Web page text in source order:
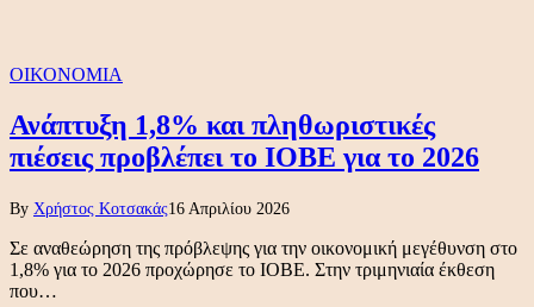
ΟΙΚΟΝΟΜΙΑ
Ανάπτυξη 1,8% και πληθωριστικές
πιέσεις προβλέπει το ΙΟΒΕ για το 2026
By Χρήστος Κοτσακάς16 Απριλίου 2026
Σε αναθεώρηση της πρόβλεψης για την οικονομική μεγέθυνση στο
1,8% για το 2026 προχώρησε το ΙΟΒΕ. Στην τριμηνιαία έκθεση
που…